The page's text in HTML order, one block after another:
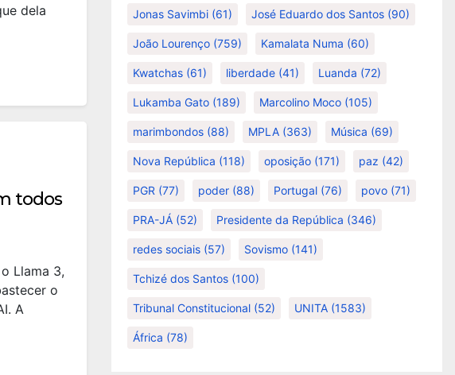
dela
todos
Llama 3,
o
A
Jonas Savimbi (61) José Eduardo dos Santos (90)
João Lourenço (759) Kamalata Numa (60)
Kwatchas (61) liberdade (41) Luanda (72)
Lukamba Gato (189) Marcolino Moco (105)
marimbondos (88) MPLA (363) Música (69)
Nova República (118) oposição (171) paz (42)
PGR (77) poder (88) Portugal (76) povo (71)
PRA-JÁ (52) Presidente da República (346)
redes sociais (57) Sovismo (141)
Tchizé dos Santos (100)
Tribunal Constitucional (52) UNITA (1583)
África (78)